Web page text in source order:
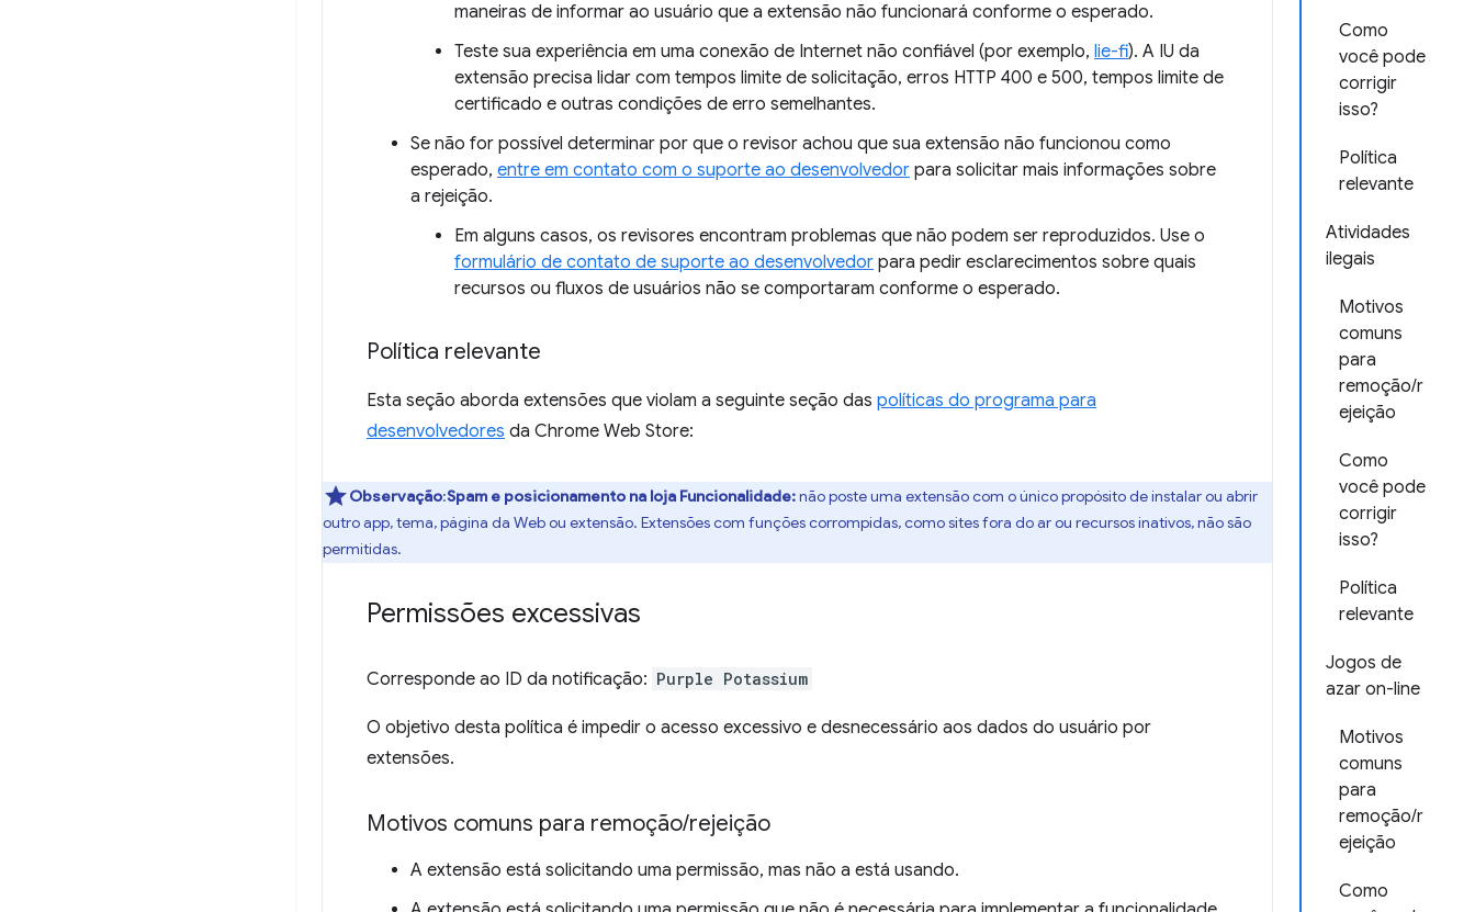
Como
você pode
corrigir
isso?
Política
relevante
Atividades
ilegais
Motivos
comuns
para
remoção/r
ejeição
Como
você pode
corrigir
isso?
Política
relevante
Jogos de
azar on-line
Motivos
comuns
para
remoção/r
ejeição
Como
maneiras de informar ao usuário que a extensão não funcionará conforme o esperado.
Teste sua experiência em uma conexão de Internet não confiável (por exemplo, lie-fi). A IU da
extensão precisa lidar com tempos limite de solicitação, erros HTTP 400 e 500, tempos limite de
certificado e outras condições de erro semelhantes.
Se não for possível determinar por que o revisor achou que sua extensão não funcionou como
esperado, entre em contato com o suporte ao desenvolvedor para solicitar mais informações sobre
a rejeição.
Em alguns casos, os revisores encontram problemas que não podem ser reproduzidos. Use o
formulário de contato de suporte ao desenvolvedor para pedir esclarecimentos sobre quais
recursos ou fluxos de usuários não se comportaram conforme o esperado.
Política relevante
Esta seção aborda extensões que violam a seguinte seção das políticas do programa para
desenvolvedores da Chrome Web Store:
Observação:Spam e posicionamento na loja Funcionalidade:não poste uma extensão com o único propósito de instalar ou abrir
outro app, tema, página da Web ou extensão. Extensões com funções corrompidas, como sites fora do ar ou recursos inativos, não são
permitidas.
Permissões excessivas
Corresponde ao ID da notificação: Purple Potassium
O objetivo desta política é impedir o acesso excessivo e desnecessário aos dados do usuário por
extensões.
Motivos comuns para remoção/rejeição
A extensão está solicitando uma permissão, mas não a está usando.